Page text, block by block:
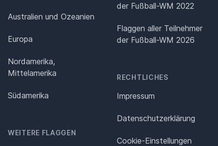
Australien und Ozeanien
Europa
Nordamerika,
Mittelamerika
Südamerika
WEITERE FLAGGEN
der Fußball-WM 2022
Flaggen aller Teilnehmer
der Fußball-WM 2026
RECHTLICHES
Impressum
Datenschutz­erklärung
Cookie-Einstellungen